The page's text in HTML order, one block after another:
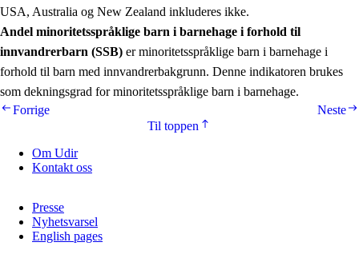
USA, Australia og New Zealand inkluderes ikke.
Andel minoritetsspråklige barn i barnehage i forhold til
innvandrerbarn (SSB) er minoritetsspråklige barn i barnehage i
forhold til barn med innvandrerbakgrunn. Denne indikatoren brukes
som dekningsgrad for minoritetsspråklige barn i barnehage.
Neste
Forrige
Til toppen
Om Udir
Kontakt oss
Presse
Nyhetsvarsel
English pages